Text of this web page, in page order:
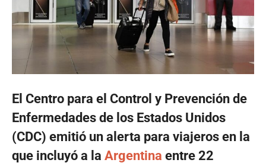
El Centro para el Control y Prevención de
Enfermedades de los Estados Unidos
(CDC) emitió un alerta para viajeros en la
que incluyó a la Argentina entre 22